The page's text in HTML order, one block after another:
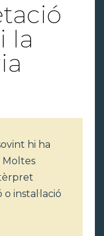
la
hi ha
Moltes
instal·lació